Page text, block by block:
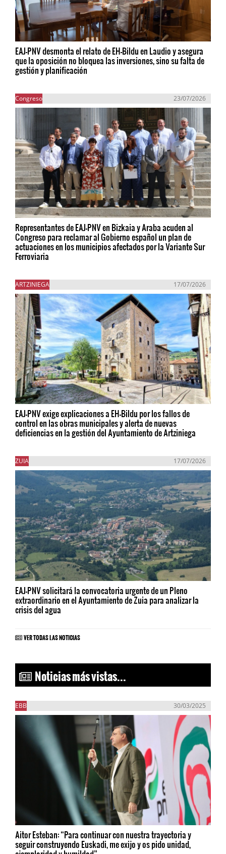
EAJ-PNV desmonta el relato de EH-Bildu en Laudio y asegura
que la oposición no bloquea las inversiones, sino su falta de
gestión y planificación
Congreso 23/07/2026
Representantes de EAJ-PNV en Bizkaia y Araba acuden al
Congreso para reclamar al Gobierno español un plan de
actuaciones en los municipios afectados por la Variante Sur
Ferroviaria
ARTZINIEGA 17/07/2026
EAJ-PNV exige explicaciones a EH-Bildu por los fallos de
control en las obras municipales y alerta de nuevas
deficiencias en la gestión del Ayuntamiento de Artziniega
ZUIA 17/07/2026
EAJ-PNV solicitará la convocatoria urgente de un Pleno
extraordinario en el Ayuntamiento de Zuia para analizar la
crisis del agua
VER TODAS LAS NOTICIAS
Noticias más vistas...
EBB 30/03/2025
Aitor Esteban: “Para continuar con nuestra trayectoria y
seguir construyendo Euskadi, me exijo y os pido unidad,